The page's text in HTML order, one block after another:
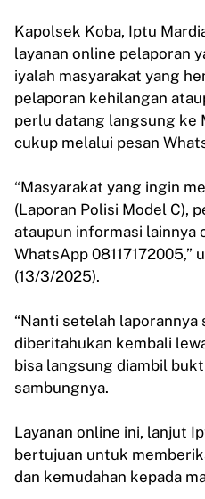
Kapolsek Koba, Iptu
layanan online pelaporan
iyalah masyarakat yang
pelaporan kehilangan
perlu datang langsung ke
cukup melalui pesan
“Masyarakat yang ingin
(Laporan Polisi Model C),
ataupun informasi lainnya
WhatsApp 08117172005,”
(13/3/2025).
“Nanti setelah laporannya
diberitahukan kembali
bisa langsung diambil
sambungnya.
Layanan online ini, lanjut
bertujuan untuk
dan kemudahan kepada